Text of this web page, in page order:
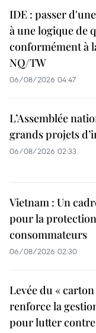
IDE : passer
à une logique de
conformément à
NQ/TW
06/08/2026 04:47
L’Assemblée
grands projets
06/08/2026 02:33
Vietnam : Un
pour la
consommateurs
06/08/2026 02:30
Levée du «
renforce la
pour lutter